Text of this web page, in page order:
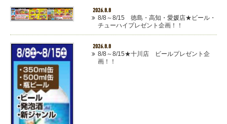
2026.8.8
8/8～8/15 徳島・高知・愛媛店★ビール・
チューハイプレゼント企画！！
2026.8.8
8/8～8/15★十川店 ビールプレゼント企
画！！